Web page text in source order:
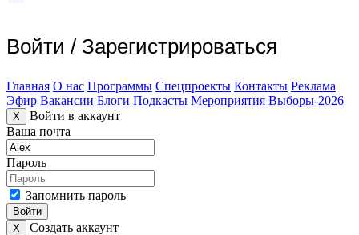
Войти / Зарегистрироваться
Главная О нас Программы Спецпроекты Контакты Реклама
Эфир Вакансии Блоги Подкасты Мероприятия Выборы-2026
X
Войти в аккаунт
Ваша почта
Пароль
Запомнить пароль
Войти
X
Создать аккаунт